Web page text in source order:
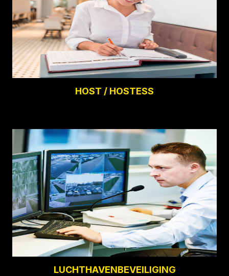
HOST / HOSTESS
LUCHTHAVENBEVEILIGING